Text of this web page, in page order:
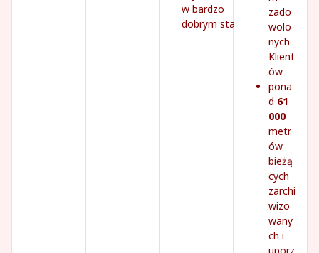
w bardzo
dobrym stanie
zado
wolo
nych
Klient
ów
pona
d 61
000
metr
ów
bieżą
cych
zarchi
wizo
wany
ch i